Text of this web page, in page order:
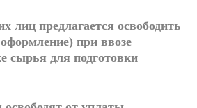
лиц предлагается освободить
при ввозе
сырья для подготовки